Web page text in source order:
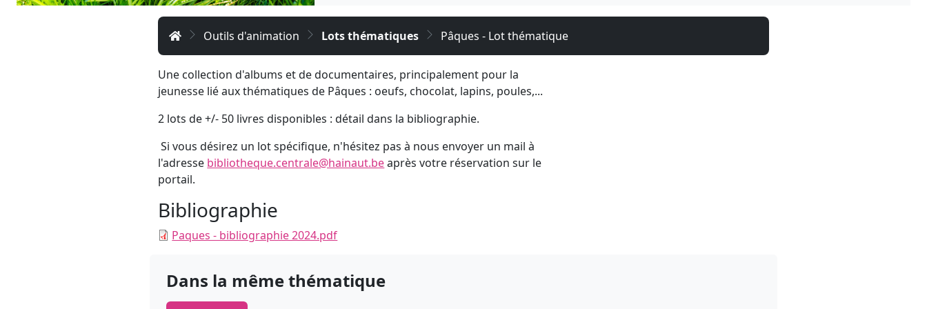
AccueilOutils d'animation Lots thématiques Pâques - Lot thématique
Une collection d'albums et de documentaires, principalement pour la
jeunesse lié aux thématiques de Pâques : oeufs, chocolat, lapins, poules,...
2 lots de +/- 50 livres disponibles : détail dans la bibliographie.
Si vous désirez un lot spécifique, n'hésitez pas à nous envoyer un mail à
l'adresse bibliotheque.centrale@hainaut.beaprès votre réservation sur le
portail.
Bibliographie
Paques - bibliographie 2024.pdf
Dans la même thématique